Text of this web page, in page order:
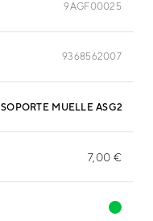
9AGF00025
9368562007
SOPORTE MUELLE ASG24
7,00 €